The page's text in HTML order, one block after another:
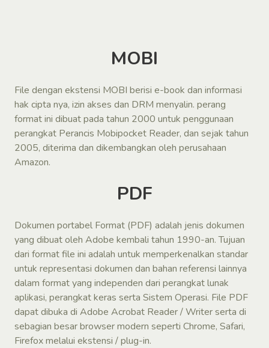
MOBI
File dengan ekstensi MOBI berisi e-book dan informasi
hak cipta nya, izin akses dan DRM menyalin. perang
format ini dibuat pada tahun 2000 untuk penggunaan
perangkat Perancis Mobipocket Reader, dan sejak tahun
2005, diterima dan dikembangkan oleh perusahaan
Amazon.
PDF
Dokumen portabel Format (PDF) adalah jenis dokumen
yang dibuat oleh Adobe kembali tahun 1990-an. Tujuan
dari format file ini adalah untuk memperkenalkan standar
untuk representasi dokumen dan bahan referensi lainnya
dalam format yang independen dari perangkat lunak
aplikasi, perangkat keras serta Sistem Operasi. File PDF
dapat dibuka di Adobe Acrobat Reader / Writer serta di
sebagian besar browser modern seperti Chrome, Safari,
Firefox melalui ekstensi / plug-in.